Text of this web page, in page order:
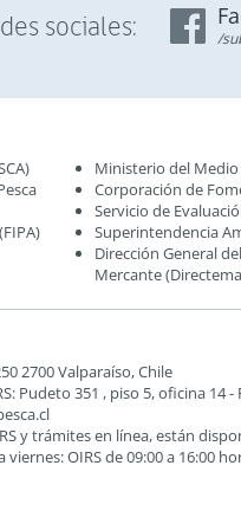
sociales: /
Ministerio del
Corporación de
Servicio de
Superintendencia
Dirección General
Mercante
2700 Valparaíso, Chile
Pudeto 351 , piso 5, oficina 14 -
y trámites en línea, están
OIRS de 09:00 a 16:00